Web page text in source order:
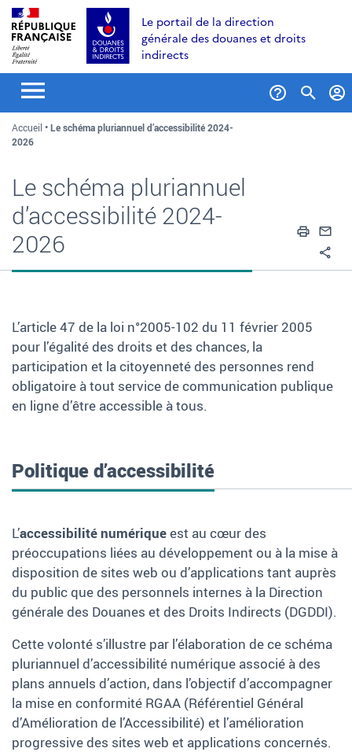
Aller
au
contenu
Aller
recherche
Aller
au
menu
Le portail de la direction
générale des douanes et droits
indirects
Accueil
Le schéma pluriannuel d’accessibilité 2024-
2026
Le schéma pluriannuel
d’accessibilité 2024-
2026
L’article 47 de la loi n°2005-102 du 11 février 2005
pour l’égalité des droits et des chances, la
participation et la citoyenneté des personnes rend
obligatoire à tout service de communication publique
en ligne d’être accessible à tous.
Politique d’accessibilité
L’accessibilité numériqueest au cœur des
préoccupations liées au développement ou à la mise à
disposition de sites web ou d’applications tant auprès
du public que des personnels internes à la Direction
générale des Douanes et des Droits Indirects (DGDDI).
Cette volonté s’illustre par l’élaboration de ce schéma
pluriannuel d’accessibilité numérique associé à des
plans annuels d’action, dans l’objectif d’accompagner
la mise en conformité RGAA (Référentiel Général
d’Amélioration de l’Accessibilité) et l’amélioration
progressive des sites web et applications concernés.